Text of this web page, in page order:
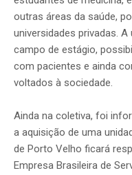
outras áreas da saúde,
universidades privadas.
campo de estágio,
com pacientes e ainda
voltados à sociedade.
Ainda na coletiva, foi
a aquisição de uma
de Porto Velho ficará
Empresa Brasileira de